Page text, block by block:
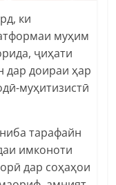
ки
муҳим
ҷиҳати
дар доираи ҳар
муҳитизистӣ
тарафайн
имконоти
дар соҳаҳои